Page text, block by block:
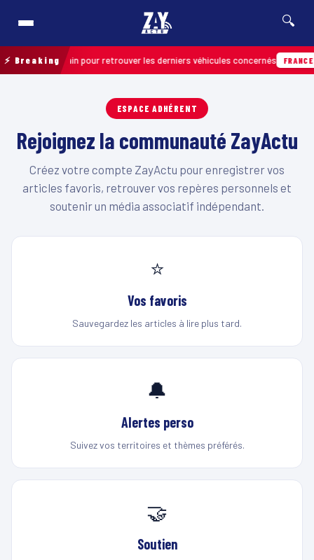
🔍
⚡ Breakingde terrain pour retrouver les derniers véhicules concernés FRANCE
ESPACE ADHÉRENT
Rejoignez la communauté ZayActu
Créez votre compte ZayActu pour enregistrer vos
articles favoris, retrouver vos repères personnels et
soutenir un média associatif indépendant.
⭐
Vos favoris
Sauvegardez les articles à lire plus tard.
🔔
Alertes perso
Suivez vos territoires et thèmes préférés.
🤝
Soutien